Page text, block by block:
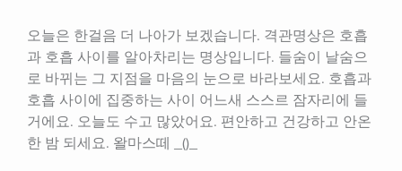
오늘은 한걸음 더 나아가 보겠습니다. 격관명상은 호흡
과 호흡 사이를 알아차리는 명상입니다. 들숨이 날숨으
로 바뀌는 그 지점을 마음의 눈으로 바라보세요. 호흡과
호흡 사이에 집중하는 사이 어느새 스스르 잠자리에 들
거에요. 오늘도 수고 많았어요. 편안하고 건강하고 안온
한 밤 되세요. 왈마스떼 _()_